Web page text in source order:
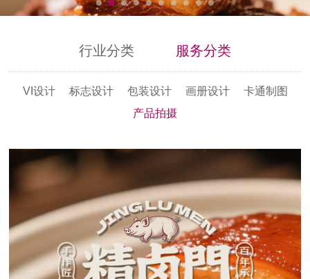
行业分类 服务分类
VI设计 标志设计 包装设计 画册设计
卡通制图
产品拍摄
精卤门熏酱品牌设计
logo设计 / VI设计 / 店面设计